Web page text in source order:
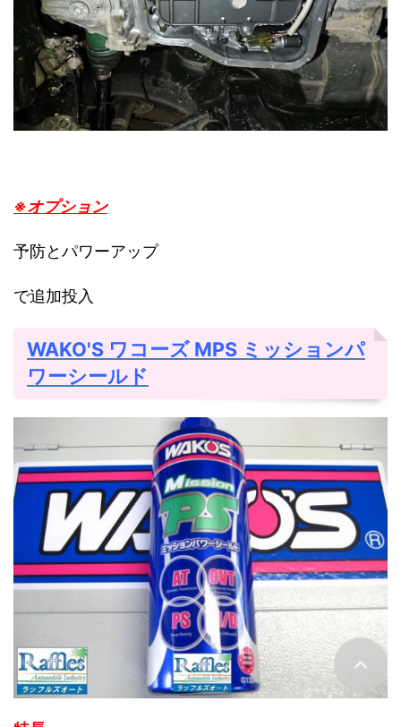
※オプション
予防とパワーアップ
で追加投入
WAKO'S ワコーズ MPS ミッションパ
ワーシールド